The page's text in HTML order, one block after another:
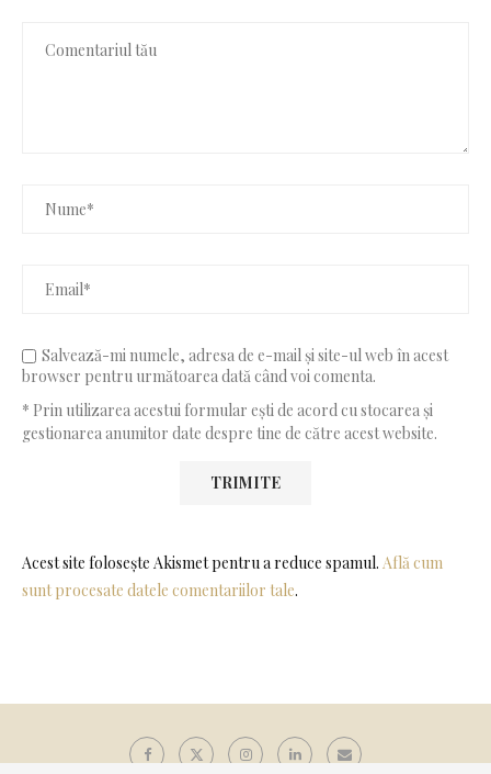
Salvează-mi numele, adresa de e-mail și site-ul web în acest
browser pentru următoarea dată când voi comenta.
* Prin utilizarea acestui formular ești de acord cu stocarea și
gestionarea anumitor date despre tine de către acest website.
Acest site folosește Akismet pentru a reduce spamul. Află cum
sunt procesate datele comentariilor tale.